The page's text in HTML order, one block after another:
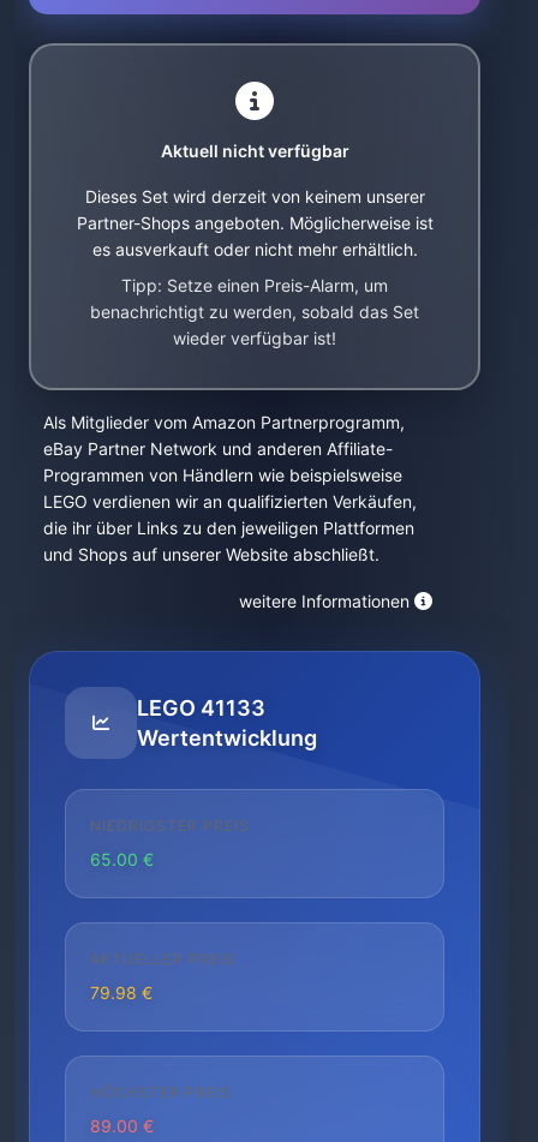
Aktuell nicht verfügbar
Dieses Set wird derzeit von keinem unserer
Partner-Shops angeboten. Möglicherweise ist
es ausverkauft oder nicht mehr erhältlich.
Tipp: Setze einen Preis-Alarm, um
benachrichtigt zu werden, sobald das Set
wieder verfügbar ist!
Als Mitglieder vom Amazon Partnerprogramm,
eBay Partner Network und anderen Affiliate-
Programmen von Händlern wie beispielsweise
LEGO verdienen wir an qualifizierten Verkäufen,
die ihr über Links zu den jeweiligen Plattformen
und Shops auf unserer Website abschließt.
weitere Informationen
LEGO 41133
Wertentwicklung
NIEDRIGSTER PREIS
65.00 €
AKTUELLER PREIS
79.98 €
HÖCHSTER PREIS
89.00 €